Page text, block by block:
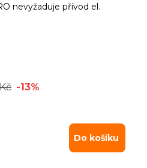
nevyžaduje přívod el.
-13%
Do košíku